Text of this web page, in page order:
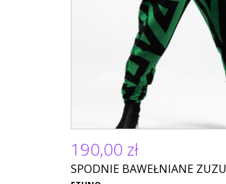
190,00 zł
SPODNIE BAWEŁNIANE ZUZU